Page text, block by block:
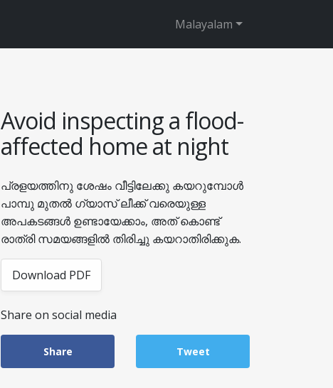
Malayalam
Avoid inspecting a flood-
affected home at night
പ്രളയത്തിനു ശേഷം വീട്ടിലേക്കു കയറുമ്പോൾ
പാമ്പു മുതൽ ഗ്യാസ് ലീക്ക് വരെയുള്ള
അപകടങ്ങൾ ഉണ്ടായേക്കാം, അത് കൊണ്ട്
രാത്രി സമയങ്ങളിൽ തിരിച്ചു കയറാതിരിക്കുക.
Download PDF
Share on social media
Share Tweet